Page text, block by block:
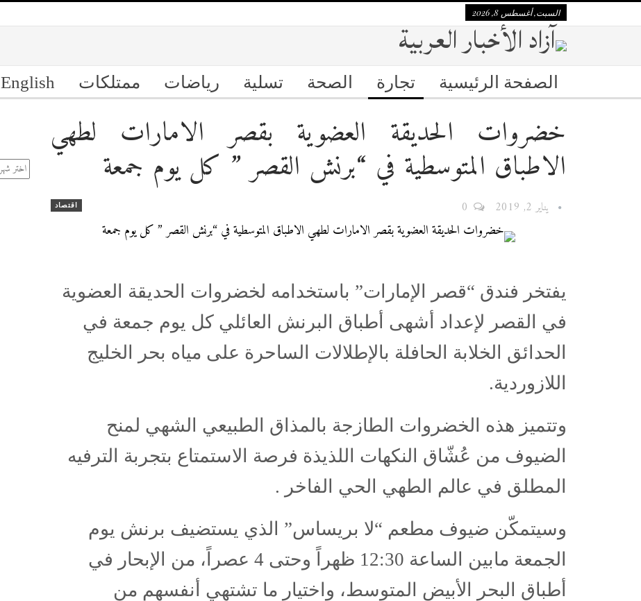
السبت, أغسطس 8, 2026
الصفحة الرئيسية تجارة الصحة تسلية رياضات ممتلكات English
خضروات الحديقة العضوية بقصر الامارات لطهي
الاطباق المتوسطية في “برنش القصر ” كل يوم جمعة
اقتصاد يناير 2, 2019
يفتخر فندق “قصر الإمارات” باستخدامه لخضروات الحديقة العضوية
في القصر لإعداد أشهى أطباق البرنش العائلي كل يوم جمعة في
الحدائق الخلابة الحافلة بالإطلالات الساحرة على مياه بحر الخليج
اللازوردية.
وتتميز هذه الخضروات الطازجة بالمذاق الطبيعي الشهي لمنح
الضيوف من عُشّاق النكهات اللذيذة فرصة الاستمتاع بتجربة الترفيه
المطلق في عالم الطهي الحي الفاخر .
وسيتمكّن ضيوف مطعم “لا بريساس” الذي يستضيف برنش يوم
الجمعة مابين الساعة 12:30 ظهراً وحتى 4 عصراً، من الإبحار في
أطباق البحر الأبيض المتوسط، واختيار ما تشتهي أنفسهم من
الأرشيف